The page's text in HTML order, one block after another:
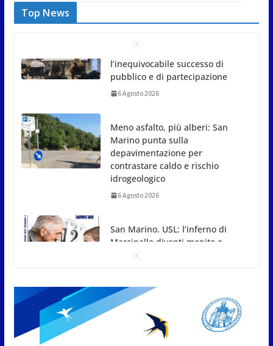
Top News
Meno asfalto, più alberi: San
Marino punta sulla
depavimentazione per
idrogeologico
6 Agosto 2026
San Marino. USL: l’inferno di
Marcinelle diventi monito e
memoria collettiva
Protezione Civile San Marino.
Incendi boschivi: attivazione
della fase preliminare di